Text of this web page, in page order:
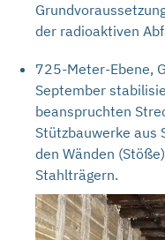
der radioaktiven
725-Meter-Ebene,
September
beanspruchten
Stützbauwerke aus
den Wänden
Stahlträgern.